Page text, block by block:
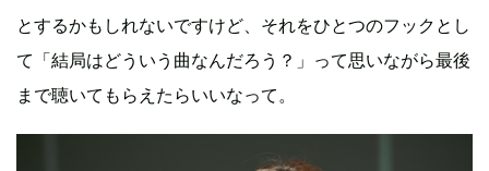
とするかもしれないですけど、それをひとつのフックとし
て「結局はどういう曲なんだろう？」って思いながら最後
まで聴いてもらえたらいいなって。